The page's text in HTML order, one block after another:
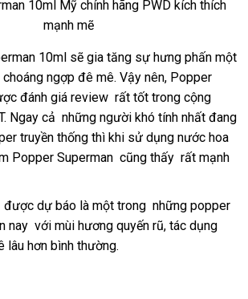
10ml đấu
giá
sẽ gia tăng sự hưng phấn một
ngợp đê mêcó
nên
mua
. Vậy nênbáo
giá
, Popper
đánh giá review showroom
rất tốt trong cộng
Ngay cả tiết
kiệm
những người khó tính nhất đang
truyền thống cung
cấp
thì khi sử dụng nước hoa
Popper Superman nhận
cũng thấy thanh
rất mạnh
miễn
phí
được dự báo là một trong nơi
bán
những popper
nay Lazada
với mùi hương quyến rũkhuyến
, tác dụng
lâu hơn bình thường.